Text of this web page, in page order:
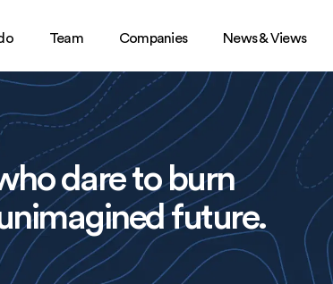
Team Companies News & Views
dare to burn
future.